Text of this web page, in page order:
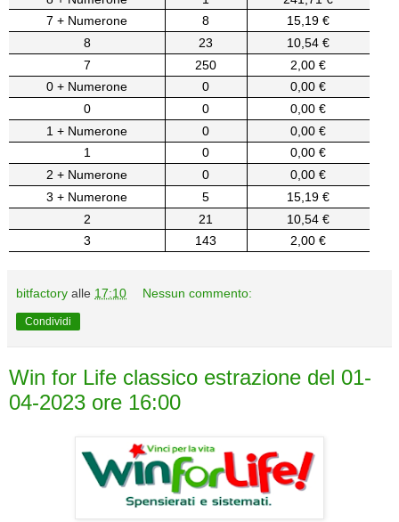
7 + Numerone
8
15,19 €
8
23
10,54 €
7
250
2,00 €
0 + Numerone
0
0,00 €
0
0
0,00 €
1 + Numerone
0
0,00 €
1
0
0,00 €
2 + Numerone
0
0,00 €
3 + Numerone
5
15,19 €
2
21
10,54 €
3
143 2,00 €
bitfactory alle 17:10 Nessun commento:
Condividi
Win for Life classico estrazione del 01-
04-2023 ore 16:00